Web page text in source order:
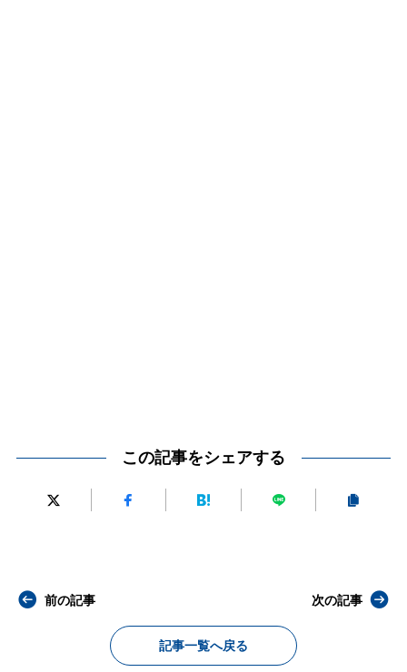
この記事をシェアする
前の記事
記事一覧へ戻る
次の記事